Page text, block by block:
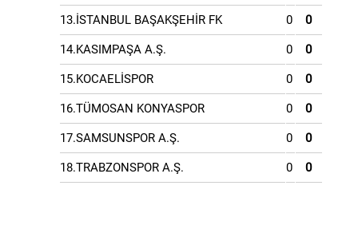
13.İSTANBUL BAŞAKŞEHİR FK 0 0
14.KASIMPAŞA A.Ş. 0 0
15.KOCAELİSPOR 0 0
16.TÜMOSAN KONYASPOR 0 0
17.SAMSUNSPOR A.Ş. 0 0
18.TRABZONSPOR A.Ş. 0 0